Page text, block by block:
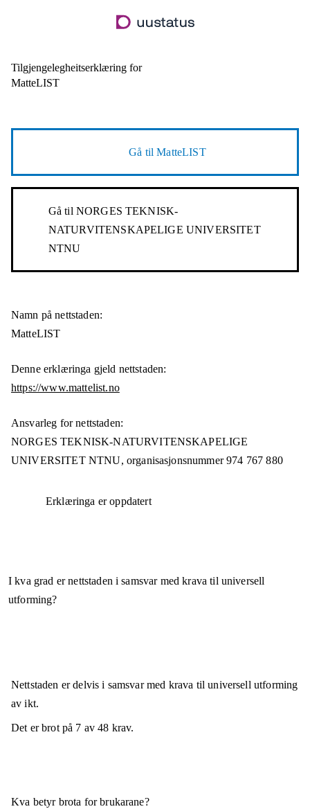
til
Tilgjengelegheitserklæring for
MatteLIST
Gå tilMatteLIST
Gå til NORGES TEKNISK-
NATURVITENSKAPELIGE UNIVERSITET
NTNU
Namn på nettstaden:
MatteLIST
Denne erklæringa gjeld nettstaden:
https://www.mattelist.no
Ansvarleg for nettstaden:
NORGES TEKNISK-NATURVITENSKAPELIGE
UNIVERSITET NTNU, organisasjonsnummer 974 767 880
Erklæringa er oppdatert
I kva grad er nettstaden i samsvar med krava til universell
utforming?
Nettstaden erdelvis i samsvarmed krava til universell utforming
av ikt.
Det er brot på 7 av48 krav.
Kva betyr brota for brukarane?